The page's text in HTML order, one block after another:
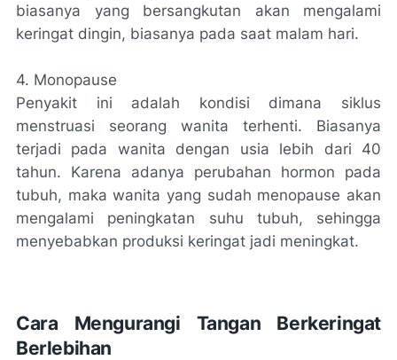
biasanya yang bersangkutan akan mengalami
keringat dingin, biasanya pada saat malam hari.
4. Monopause
Penyakit ini adalah kondisi dimana siklus
menstruasi seorang wanita terhenti. Biasanya
terjadi pada wanita dengan usia lebih dari 40
tahun. Karena adanya perubahan hormon pada
tubuh, maka wanita yang sudah menopause akan
mengalami peningkatan suhu tubuh, sehingga
menyebabkan produksi keringat jadi meningkat.
Cara Mengurangi Tangan Berkeringat
Berlebihan